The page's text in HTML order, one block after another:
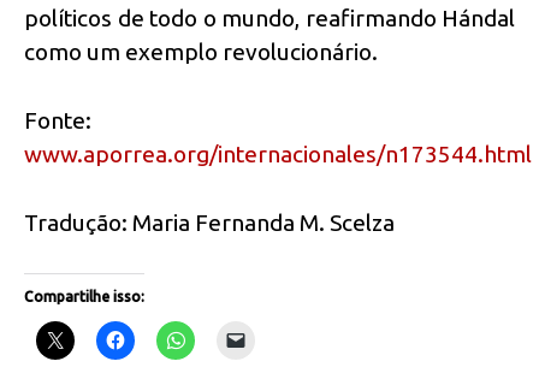
políticos de todo o mundo, reafirmando Hándal
como um exemplo revolucionário.
Fonte:
www.aporrea.org/internacionales/n173544.html
Tradução: Maria Fernanda M. Scelza
Compartilhe isso: